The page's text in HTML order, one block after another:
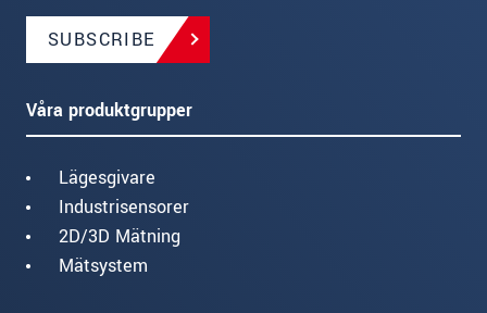
SUBSCRIBE
Våra produktgrupper
Lägesgivare
Industrisensorer
2D/3D Mätning
Mätsystem